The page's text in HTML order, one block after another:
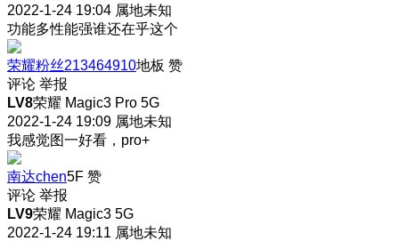
2022-1-24 19:04 属地未知
功能多性能强谁还在乎这个
荣耀粉丝213464910地板 赞
评论 举报
LV8荣耀 Magic3 Pro 5G
2022-1-24 19:09 属地未知
我感觉图一好看，pro+
南达chen5F 赞
评论 举报
LV9荣耀 Magic3 5G
2022-1-24 19:11 属地未知